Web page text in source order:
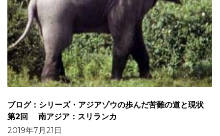
ブログ：シリーズ・アジアゾウの歩んだ苦難の道と現状
第2回 南アジア：スリランカ
2019年7月21日